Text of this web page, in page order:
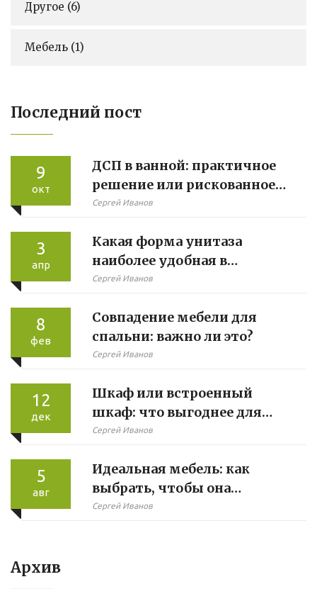
Другое (6)
Мебель (1)
Последний пост
9
окт
ДСП в ванной: практичное
решение или рискованное
решение
Сергей Иванов
3
апр
Какая форма унитаза
наиболее удобная в
использовании?
Сергей Иванов
8
фев
Совпадение мебели для
спальни: важно ли это?
Сергей Иванов
12
дек
Шкаф или встроенный
шкаф: что выгоднее для
гостиной?
Сергей Иванов
5
авг
Идеальная мебель: как
выбрать, чтобы она
соответствовала вашему
Сергей Иванов
Архив